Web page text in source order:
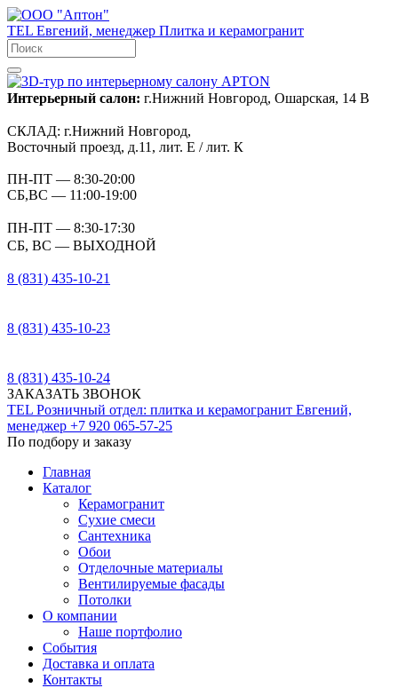
TEL Евгений, менеджер Плитка и керамогранит
Интерьерный салон: г.Нижний Новгород, Ошарская, 14 В
СКЛАД: г.Нижний Новгород,
Восточный проезд, д.11, лит. Е / лит. К
ПН-ПТ — 8:30-20:00
СБ,ВС — 11:00-19:00
ПН-ПТ — 8:30-17:30
СБ, ВС — ВЫХОДНОЙ
8 (831) 435-10-21
8 (831) 435-10-23
8 (831) 435-10-24
ЗАКАЗАТЬ ЗВОНОК
TEL Розничный отдел: плитка и керамогранит Евгений,
менеджер +7 920 065-57-25
По подбору и заказу
Главная
Каталог
Керамогранит
Сухие смеси
Сантехника
Обои
Отделочные материалы
Вентилируемые фасады
Потолки
О компании
Наше портфолио
События
Доставка и оплата
Контакты